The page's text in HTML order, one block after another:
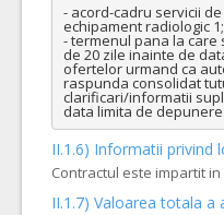
- acord-cadru servicii
echipament radiologic 1;
- termenul pana la care
de 20 zile inainte de
ofertelor urmand ca
raspunda consolidat
clarificari/informatii
data limita de
II.1.6) Informatii privind
Contractul este impartit
II.1.7) Valoarea totala a